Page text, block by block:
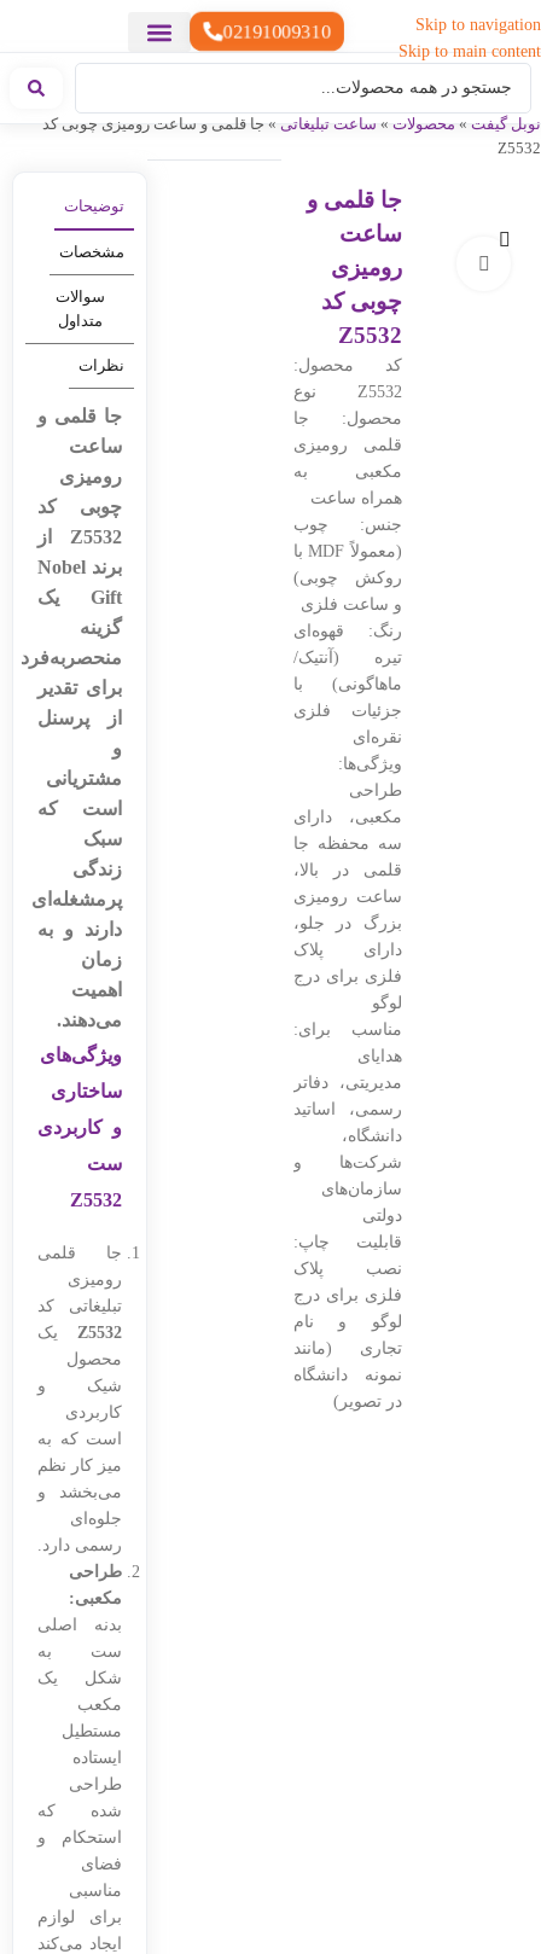
Skip to navigation
Skip to main content
02191009310
نوبل گیفت » محصولات » ساعت تبلیغاتی » جا قلمی و ساعت رومیزی چوبی کد
Z5532
بزرگنمایی تصویر
جا قلمی و
ساعت
رومیزی
چوبی کد
Z5532
کد محصول:
Z5532 نوع
محصول: جا
قلمی رومیزی
مکعبی به
همراه ساعت
جنس: چوب
(معمولاً MDF با
روکش چوبی)
و ساعت فلزی
رنگ: قهوه‌ای
تیره (آنتیک/
ماهاگونی) با
جزئیات فلزی
نقره‌ای
ویژگی‌ها:
طراحی
مکعبی، دارای
سه محفظه جا
قلمی در بالا،
ساعت رومیزی
بزرگ در جلو،
دارای پلاک
فلزی برای درج
لوگو
مناسب برای:
هدایای
مدیریتی، دفاتر
رسمی، اساتید
دانشگاه،
شرکت‌ها و
سازمان‌های
دولتی
قابلیت چاپ:
نصب پلاک
فلزی برای درج
لوگو و نام
تجاری (مانند
نمونه دانشگاه
در تصویر)
توضیحات
مشخصات
سوالات
متداول
نظرات
جا قلمی و
ساعت
رومیزی
چوبی کد
Z5532 از
برند Nobel
Gift یک
گزینه
منحصربه‌فرد
برای تقدیر
از پرسنل
و
مشتریانی
است که
سبک
زندگی
پرمشغله‌ای
دارند و به
زمان
اهمیت
می‌دهند.
ویژگی‌های
ساختاری
و کاربردی
ست
Z5532
جا قلمی
رومیزی
تبلیغاتی کد
Z5532یک
محصول
شیک و
کاربردی
است که به
میز کار نظم
می‌بخشد و
جلوه‌ای
رسمی دارد.
طراحی
مکعبی:
بدنه اصلی
ست به
شکل یک
مکعب
مستطیل
ایستاده
طراحی
شده که
استحکام و
فضای
مناسبی
برای لوازم
ایجاد می‌کند